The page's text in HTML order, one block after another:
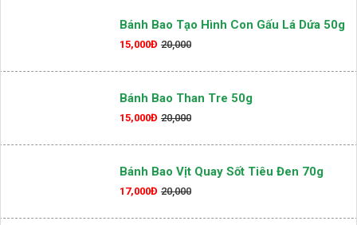
Bánh Bao Tạo Hình Con Gấu Lá Dứa 50g
15,000Đ 20,000
Bánh Bao Than Tre 50g
15,000Đ 20,000
Bánh Bao Vịt Quay Sốt Tiêu Đen 70g
17,000Đ 20,000